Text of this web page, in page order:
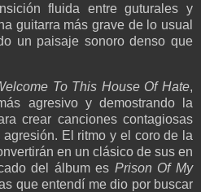
fluida entre guturales y
guitarra más grave de lo usual
un paisaje sonoro denso que
To This House Of Hate,
agresivo y demostrando la
crear canciones contagiosas
El ritmo y el coro de la
en un clásico de sus en
del álbum es Prison Of My
que entendí me dio por buscar